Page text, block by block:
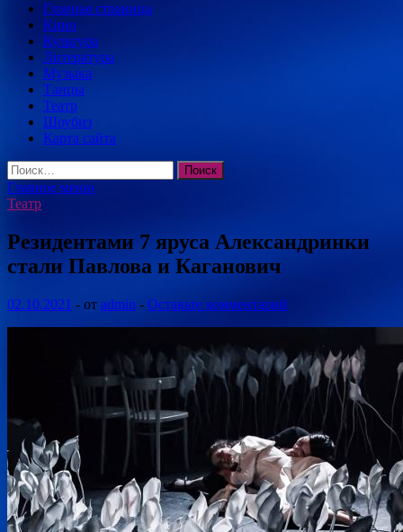
Главная страница
Кино
Культура
Литература
Музыка
Танцы
Театр
Шоубиз
Карта сайта
Найти:
Главное меню
Театр
Резидентами 7 яруса Александринки
стали Павлова и Каганович
02.10.2021 - от admin - Оставьте комментарий